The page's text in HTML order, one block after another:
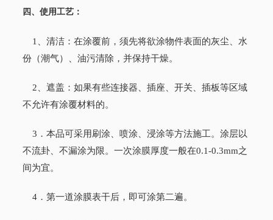
四、使用工艺：
1、清洁：在涂覆前，须先将欲涂物件表面的灰尘、水
份（潮气）、油污清除，并保持干燥。
2、遮盖：如果有些连接器、插座、开关、插板等区域
不允许有涂覆材料的。
3．本品可采用刷涂、喷涂、浸涂等方法施工。涂层以
不流卦、不漏涂为限。一次涂膜厚度一般在0.1-0.3mm之
间为宜。
4．第一道涂膜表干后，即可涂第二遍。